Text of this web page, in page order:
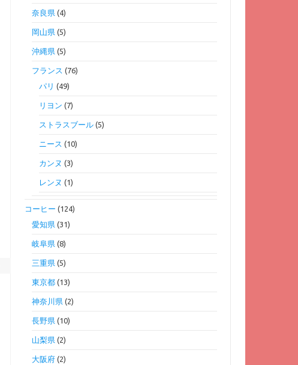
奈良県(4)
岡山県(5)
沖縄県(5)
フランス (76)
パリ (49)
リヨン (7)
ストラスブール(5)
ニース (10)
カンヌ (3)
レンヌ (1)
コーヒー (124)
愛知県(31)
岐阜県(8)
三重県(5)
東京都(13)
神奈川県(2)
長野県(10)
山梨県(2)
大阪府(2)